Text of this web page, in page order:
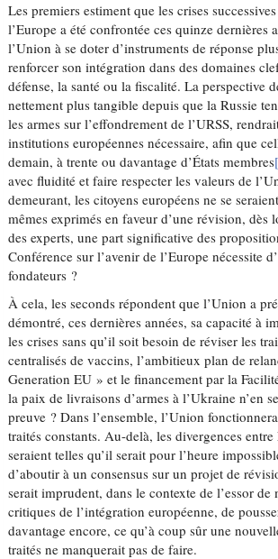
Les premiers estiment que les crises
l’Europe a été confrontée ces quinze dernières
l’Union à se doter d’instruments de réponse
renforcer son intégration dans des domaines
défense, la santé ou la fiscalité. La perspective
nettement plus tangible depuis que la Russie
les armes sur l’effondrement de l’URSS,
institutions européennes nécessaire, afin que
demain, à trente ou davantage d’États membres
avec fluidité et faire respecter les valeurs de
demeurant, les citoyens européens ne se
mêmes exprimés en faveur d’une révision, dès
des experts, une part significative des
Conférence sur l’avenir de l’Europe nécessite
fondateurs ?
À cela, les seconds répondent que l’Union a
démontré, ces dernières années, sa capacité à
les crises sans qu’il soit besoin de réviser les
centralisés de vaccins, l’ambitieux plan de
Generation EU » et le financement par la
la paix de livraisons d’armes à l’Ukraine n’en
preuve ? Dans l’ensemble, l’Union
traités constants. Au-delà, les divergences entre
seraient telles qu’il serait pour l’heure
d’aboutir à un consensus sur un projet de
serait imprudent, dans le contexte de l’essor de
critiques de l’intégration européenne, de
davantage encore, ce qu’à coup sûr une
traités ne manquerait pas de faire.